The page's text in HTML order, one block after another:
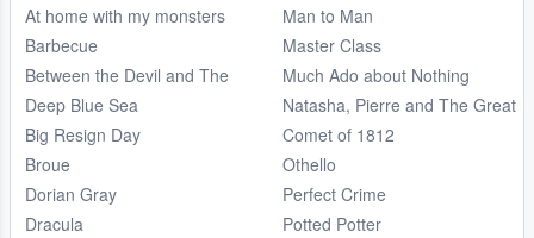
At home with my monsters
Barbecue
Between the Devil and The
Deep Blue Sea
Big Resign Day
Broue
Dorian Gray
Dracula
Man to Man
Master Class
Much Ado about Nothing
Natasha, Pierre and The Great
Comet of 1812
Othello
Perfect Crime
Potted Potter